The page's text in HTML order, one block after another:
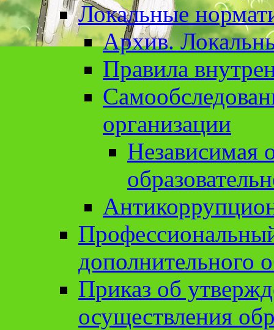
Локальные
Архив.
Правила
организации
Независимая
дополнительного
Приказ об
осуществления